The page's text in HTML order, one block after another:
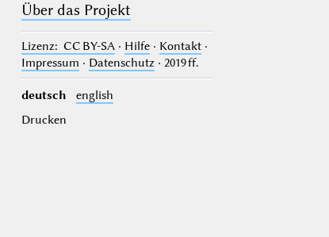
Über das Projekt
Lizenz: CC BY-SA· Hilfe· Kontakt·
Impressum · Datenschutz· 2019 ff.
deutsch
english
Drucken